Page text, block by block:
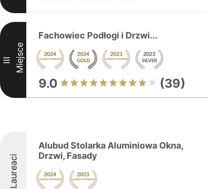
III Miejsce
Fachowiec Podłogi i Drzwi...
9.0 (39)
Laureaci
Alubud Stolarka Aluminiowa Okna,
Drzwi, Fasady